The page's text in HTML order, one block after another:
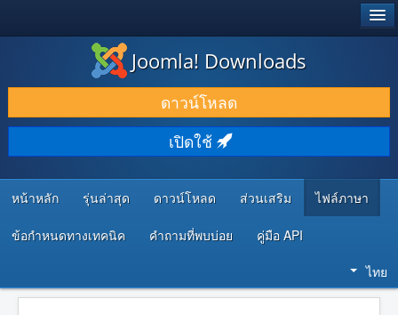
ดาวน์โหลด & ส่วนเสริม
ค้นคว้า & เรียนรู้
ชุมชน & สนับสนุน
ทรัพยากรสำหรับนักพัฒนา
Joomla! Downloads
ดาวน์โหลด
เปิดใช้
หน้าหลัก รุ่นล่าสุด ดาวน์โหลด ส่วนเสริม ไฟล์ภาษา
ข้อกำหนดทางเทคนิค คำถามที่พบบ่อย คู่มือ API
ไทย